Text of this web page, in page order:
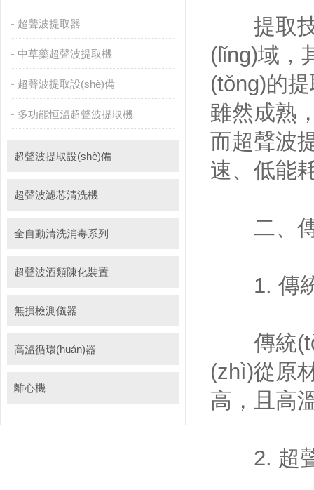
超聲波提取器
中草藥超聲波提取機
超聲波提取設(shè)備
多功能恒溫超聲波提取機
超聲波提取設(shè)備
超聲波濾芯清洗機
全自動清洗消毒系列
超聲波酒類陳化裝置
無損檢測儀器
高溫循環(huán)器
離心機
提取技
(lǐng)域，
(tǒng)的提
雖然成熟
而超聲波提
速、低
二、傳
1. 傳統
傳統
(zhì)從原
高，且
2. 超聲